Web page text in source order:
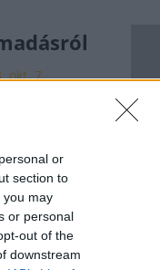
or
section to
you may
or personal
out of the
downstream
okt. 7.
a